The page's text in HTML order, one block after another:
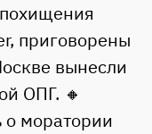
приговорены
вынесли
ОПГ. 🔸
моратории